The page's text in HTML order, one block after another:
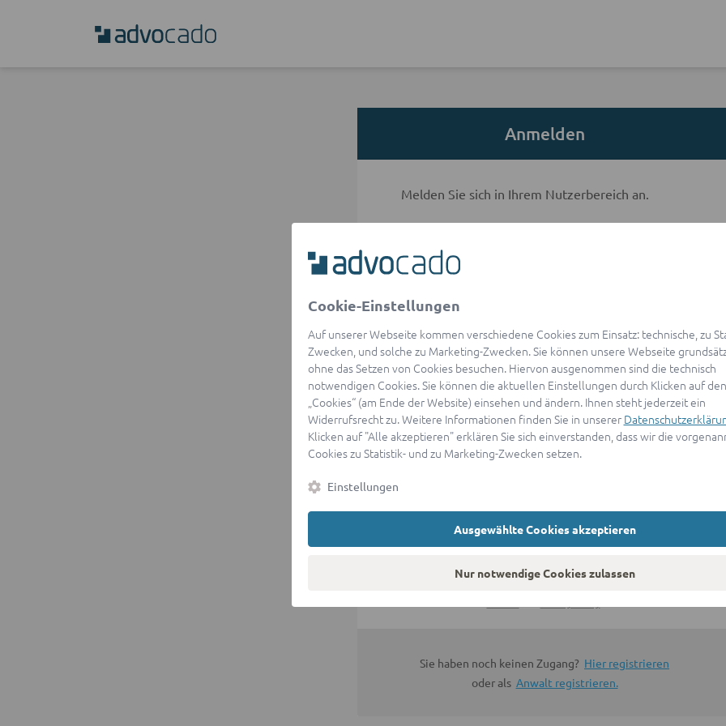
Anmelden
Melden Sie sich in Ihrem Nutzerbereich an.
E-Mail-Adresse
Passwort
Passwort vergessen?
ANMELDEN
oder
Sign in with Google
Sie haben noch keinen Zugang? Hier registrieren
oder als Anwalt registrieren.
Cookie-Einstellungen
Auf unserer Webseite kommen verschiedene Cookies zum Einsatz: technische, zu
Zwecken, und solche zu Marketing-Zwecken. Sie können unsere Webseite
ohne das Setzen von Cookies besuchen. Hiervon ausgenommen sind die technisch
notwendigen Cookies. Sie können die aktuellen Einstellungen durch Klicken auf
„Cookies“ (am Ende der Website) einsehen und ändern. Ihnen steht jederzeit ein
Widerrufsrecht zu. Weitere Informationen finden Sie in unserer
Klicken auf "Alle akzeptieren" erklären Sie sich einverstanden, dass wir die
Cookies zu Statistik- und zu Marketing-Zwecken setzen.
Einstellungen
Ausgewählte Cookies akzeptieren
Nur notwendige Cookies zulassen